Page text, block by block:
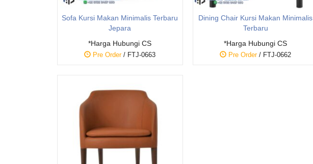
Sofa Kursi Makan Minimalis Terbaru
Jepara
*Harga Hubungi CS
Pre Order/ FTJ-0663
Dining Chair Kursi Makan Minimalis
Terbaru
*Harga Hubungi CS
Pre Order/ FTJ-0662